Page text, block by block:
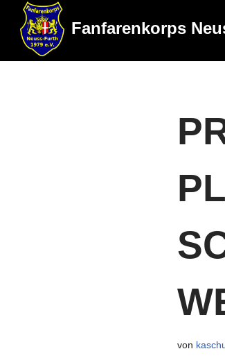
Zum
Inhalt
Fanfarenkorps
von